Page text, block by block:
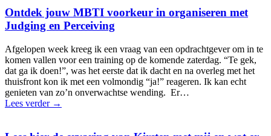
Ontdek jouw MBTI voorkeur in organiseren met
Judging en Perceiving
Afgelopen week kreeg ik een vraag van een opdrachtgever om in te
komen vallen voor een training op de komende zaterdag. “Te gek,
dat ga ik doen!”, was het eerste dat ik dacht en na overleg met het
thuisfront kon ik met een volmondig “ja!” reageren. Ik kan echt
genieten van zo’n onverwachtse wending. Er…
Lees verder →